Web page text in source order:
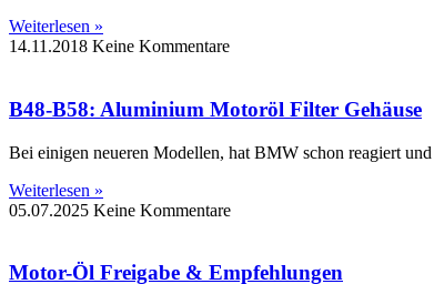
Weiterlesen »
14.11.2018 Keine Kommentare
B48-B58: Aluminium Motoröl Filter Gehäuse
Bei einigen neueren Modellen, hat BMW schon reagiert und
Weiterlesen »
05.07.2025 Keine Kommentare
Motor-Öl Freigabe & Empfehlungen